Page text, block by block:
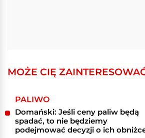
MOŻE CIĘ
PALIWO
Domański: Jeśli ceny paliw będą
spadać, to nie będziemy
podejmować decyzji o ich